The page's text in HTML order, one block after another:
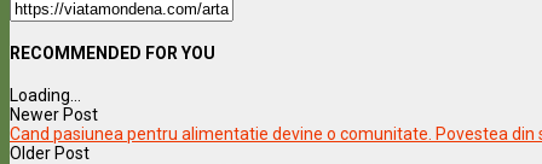
RECOMMENDED FOR YOU
Loading...
Newer Post
Cand pasiunea pentru alimentatie devine o comunitate. Povestea din
Older Post